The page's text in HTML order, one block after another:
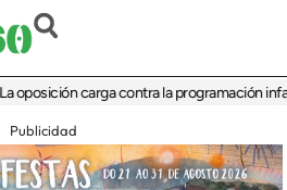
carga contra la programación infantil de
Publicidad